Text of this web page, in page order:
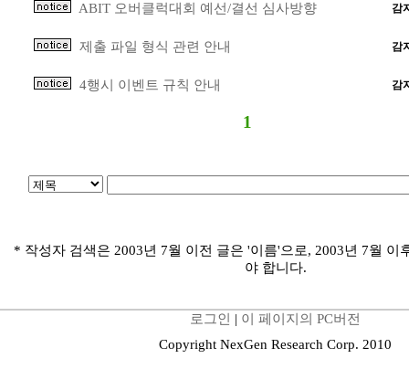
ABIT 오버클럭대회 예선/결선 심사방향 감
제출 파일 형식 관련 안내 감
4행시 이벤트 규칙 안내 감
1
* 작성자 검색은 2003년 7월 이전 글은 '이름'으로, 2003년 7월 이
야 합니다.
로그인 | 이 페이지의 PC버전
Copyright NexGen Research Corp. 2010